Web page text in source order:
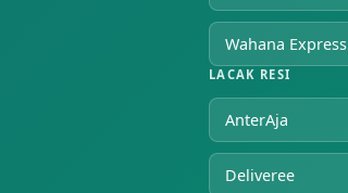
Wahana Express
LACAK RESI
AnterAja
Deliveree